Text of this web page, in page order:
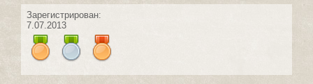
Зарегистрирован:
7.07.2013